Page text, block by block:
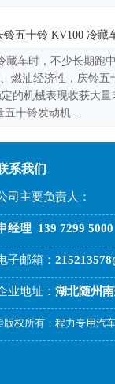
五十铃 KV100 冷藏
藏车时，不少长期跑
燃油经济性，庆铃五
的机械表现收获大量
五十铃发动机...
系我们
司主要负责人：
经理 139 7299 5000
子邮箱：
业地址： 湖北随州
版权所有：程力专用汽